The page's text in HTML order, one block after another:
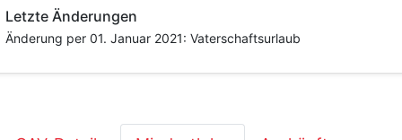
Letzte Änderungen
Änderung per 01. Januar 2021: Vaterschaftsurlaub